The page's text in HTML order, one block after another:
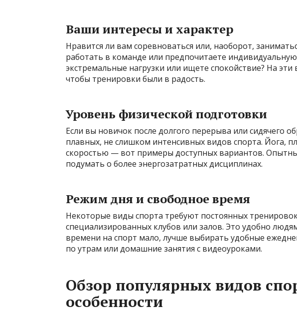
Ваши интересы и характер
Нравится ли вам соревноваться или, наоборот,
работать в команде или предпочитаете
экстремальные нагрузки или ищете спокойствие? На
чтобы тренировки были в радость.
Уровень физической подготовки
Если вы новичок после долгого перерыва или сидячего
плавных, не слишком интенсивных видов спорта. Йога,
скоростью — вот примеры доступных вариантов.
подумать о более энергозатратных дисциплинах.
Режим дня и свободное время
Некоторые виды спорта требуют постоянных
специализированных клубов или залов. Это удобно
времени на спорт мало, лучше выбирать удобные
по утрам или домашние занятия с видеоуроками.
Обзор популярных видов
особенности